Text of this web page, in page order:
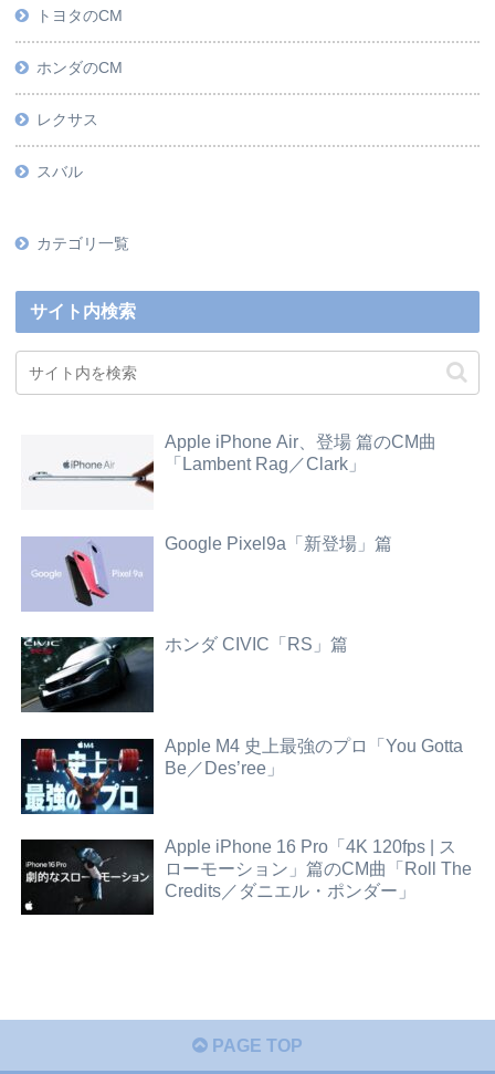
トヨタのCM
ホンダのCM
レクサス
スバル
カテゴリ一覧
サイト内検索
Apple iPhone Air、登場 篇のCM曲
「Lambent Rag／Clark」
Google Pixel9a「新登場」篇
ホンダ CIVIC「RS」篇
Apple M4 史上最強のプロ「You Gotta
Be／Des’ree」
Apple iPhone 16 Pro「4K 120fps | ス
ローモーション」篇のCM曲「Roll The
Credits／ダニエル・ポンダー」
PAGE TOP